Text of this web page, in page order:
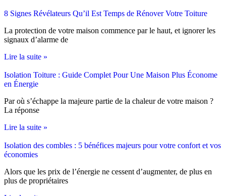
8 Signes Révélateurs Qu’il Est Temps de Rénover Votre Toiture
La protection de votre maison commence par le haut, et ignorer les
signaux d’alarme de
Lire la suite »
Isolation Toiture : Guide Complet Pour Une Maison Plus Économe
en Énergie
Par où s’échappe la majeure partie de la chaleur de votre maison ?
La réponse
Lire la suite »
Isolation des combles : 5 bénéfices majeurs pour votre confort et vos
économies
Alors que les prix de l’énergie ne cessent d’augmenter, de plus en
plus de propriétaires